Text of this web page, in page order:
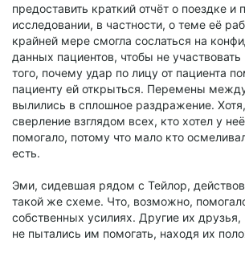
предоставить краткий отчёт о поездке и
исследовании, в частности, о теме её
крайней мере смогла сослаться на
данных пациентов, чтобы не
того, почему удар по лицу от пациента
пациенту ей открыться. Перемены
вылились в сплошное раздражение.
сверление взглядом всех, кто хотел у
помогало, потому что мало кто
есть.
Эми, сидевшая рядом с Тейлор,
такой же схеме. Что, возможно,
собственных усилиях. Другие их
не пытались им помогать, находя их